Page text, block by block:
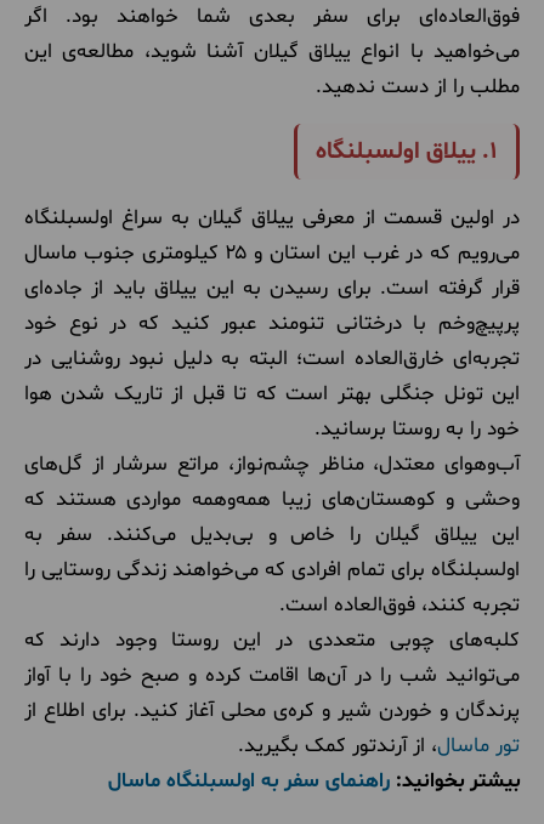
فوق‌العاده‌ای برای سفر بعدی شما خواهند بود. اگر
می‌خواهید با انواع ییلاق گیلان آشنا شوید، مطالعه‌ی این
مطلب را از دست ندهید.
۱. ییلاق اولسبلنگاه
در اولین قسمت از معرفی ییلاق گیلان به سراغ اولسبلنگاه
می‌رویم که در غرب این استان و ۲۵ کیلومتری جنوب ماسال
قرار گرفته است. برای رسیدن به این ییلاق باید از جاده‌ای
پرپیچ‌وخم با درختانی تنومند عبور کنید که در نوع خود
تجربه‌ای خارق‌العاده است؛ البته به دلیل نبود روشنایی در
این تونل جنگلی بهتر است که تا قبل از تاریک شدن هوا
خود را به روستا برسانید.
آب‌وهوای معتدل، مناظر چشم‌نواز، مراتع سرشار از گل‌های
وحشی و کوهستان‌های زیبا همه‌وهمه مواردی هستند که
این ییلاق گیلان را خاص و بی‌بدیل می‌کنند. سفر به
اولسبلنگاه برای تمام افرادی که می‌خواهند زندگی روستایی را
تجربه کنند، فوق‌العاده است.
کلبه‌‎های چوبی متعددی در این روستا وجود دارند که
می‌توانید شب را در آن‌ها اقامت کرده و صبح خود را با آواز
پرندگان و خوردن شیر و کره‌ی محلی آغاز کنید. برای اطلاع از
تور ماسال، از آرندتور کمک بگیرید.
بیشتر بخوانید: راهنمای سفر به اولسبلنگاه ماسال